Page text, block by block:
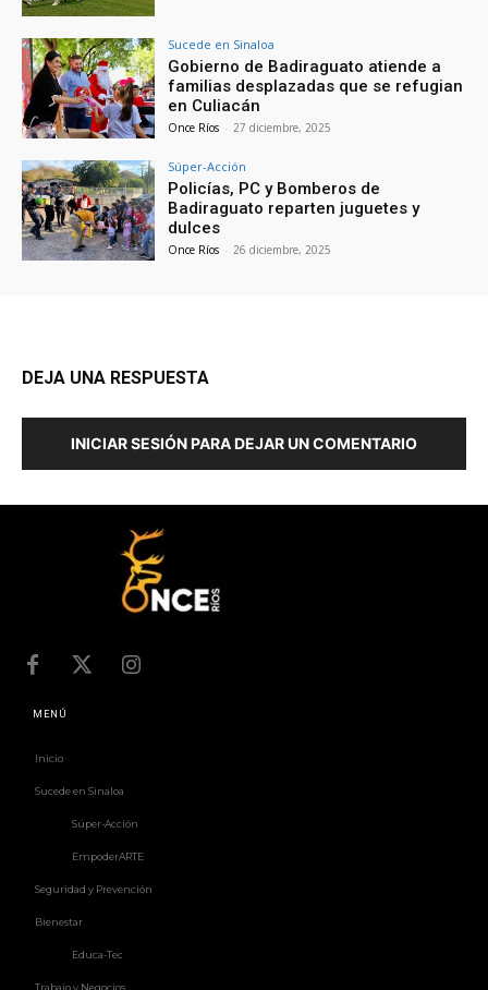
Sucede en Sinaloa
Gobierno de Badiraguato atiende a
familias desplazadas que se refugian
en Culiacán
Once Ríos - 27 diciembre, 2025
Súper-Acción
Policías, PC y Bomberos de
Badiraguato reparten juguetes y
dulces
Once Ríos - 26 diciembre, 2025
DEJA UNA RESPUESTA
INICIAR SESIÓN PARA DEJAR UN COMENTARIO
MENÚ
Inicio
Sucede en Sinaloa
Súper-Acción
EmpoderARTE
Seguridad y Prevención
Bienestar
Educa-Tec
Trabajo y Negocios